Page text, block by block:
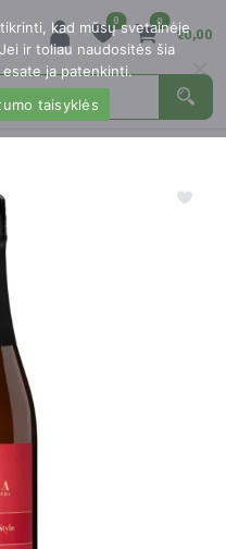
0 0
€0,00
kad mūsų svetainėje
ir toliau naudositės šia
ja patenkinti.
taisyklės